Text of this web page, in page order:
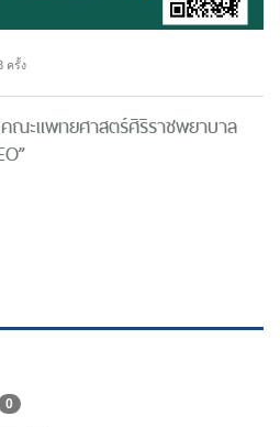
ครั้ง
ะแพทยศาสตร์ศิริราชพยาบาล
0